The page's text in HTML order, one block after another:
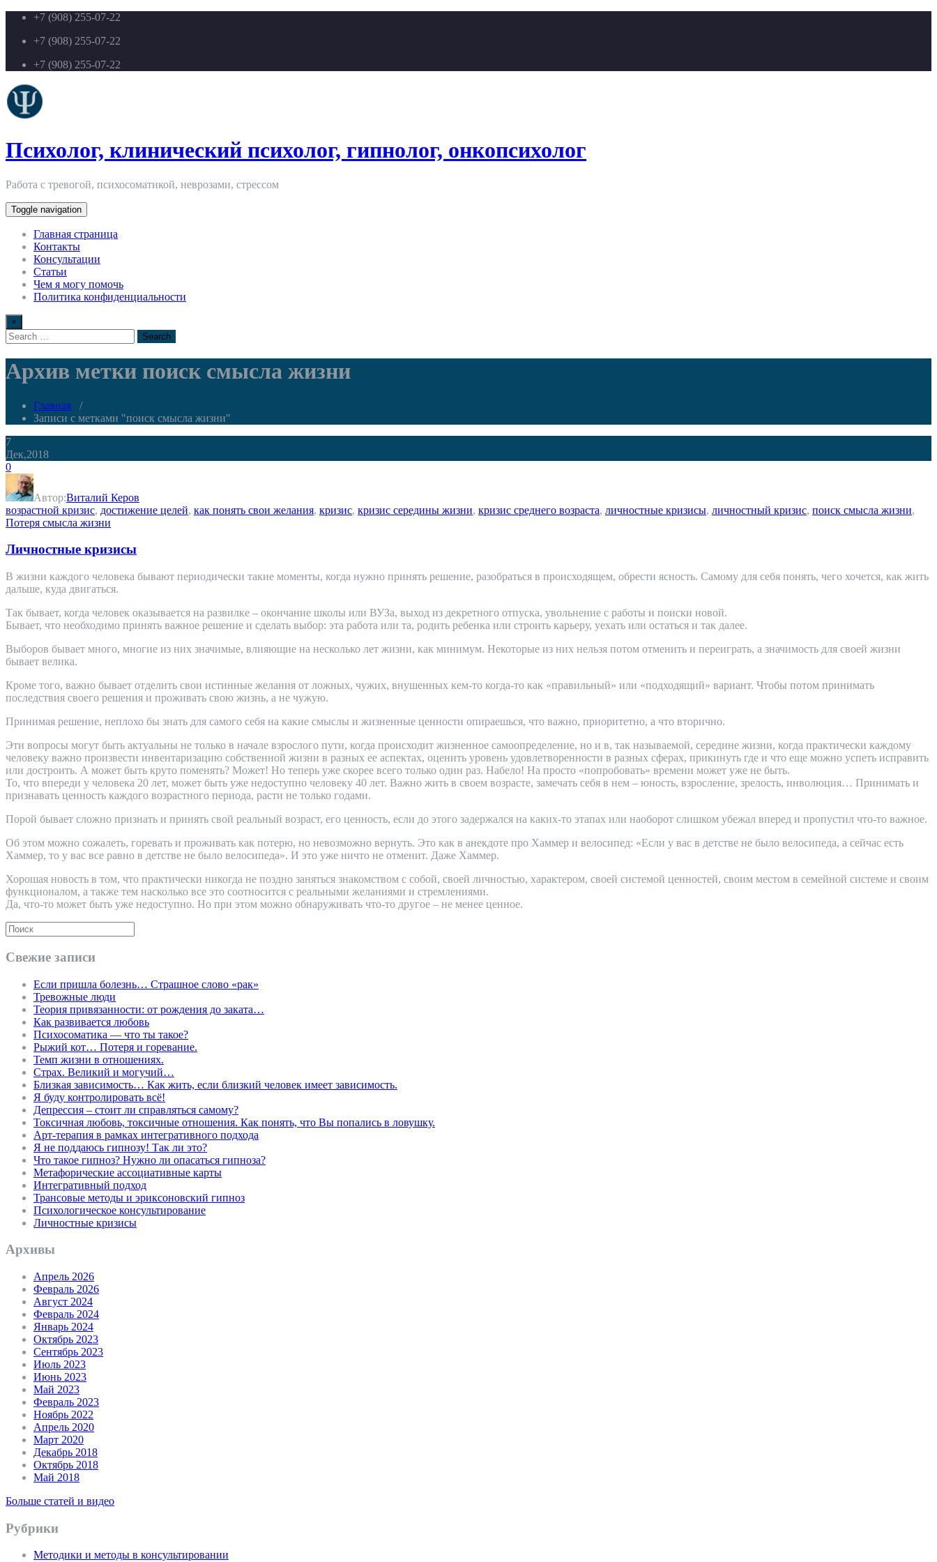
+7 (908) 255-07-22
+7 (908) 255-07-22
+7 (908) 255-07-22
Психолог, клинический психолог, гипнолог, онкопсихолог
Работа с тревогой, психосоматикой, неврозами, стрессом
Toggle navigation
Главная страница
Контакты
Консультации
Статьи
Чем я могу помочь
Политика конфиденциальности
×
Архив метки поиск смысла жизни
Главная /
Записи с метками "поиск смысла жизни"
7
Дек,2018
0
Автор:Виталий Керов
возрастной кризис, достижение целей, как понять свои желания, кризис, кризис середины жизни, кризис среднего возраста, личностные кризисы, личностный кризис, поиск смысла жизни,
Потеря смысла жизни
Личностные кризисы
В жизни каждого человека бывают периодически такие моменты, когда нужно принять решение, разобраться в происходящем, обрести ясность. Самому для себя понять, чего хочется, как жить
дальше, куда двигаться.
Так бывает, когда человек оказывается на развилке – окончание школы или ВУЗа, выход из декретного отпуска, увольнение с работы и поиски новой.
Бывает, что необходимо принять важное решение и сделать выбор: эта работа или та, родить ребенка или строить карьеру, уехать или остаться и так далее.
Выборов бывает много, многие из них значимые, влияющие на несколько лет жизни, как минимум. Некоторые из них нельзя потом отменить и переиграть, а значимость для своей жизни
бывает велика.
Кроме того, важно бывает отделить свои истинные желания от ложных, чужих, внушенных кем-то когда-то как «правильный» или «подходящий» вариант. Чтобы потом принимать
последствия своего решения и проживать свою жизнь, а не чужую.
Принимая решение, неплохо бы знать для самого себя на какие смыслы и жизненные ценности опираешься, что важно, приоритетно, а что вторично.
Эти вопросы могут быть актуальны не только в начале взрослого пути, когда происходит жизненное самоопределение, но и в, так называемой, середине жизни, когда практически каждому
человеку важно произвести инвентаризацию собственной жизни в разных ее аспектах, оценить уровень удовлетворенности в разных сферах, прикинуть где и что еще можно успеть исправить
или достроить. А может быть круто поменять? Может! Но теперь уже скорее всего только один раз. Набело! На просто «попробовать» времени может уже не быть.
То, что впереди у человека 20 лет, может быть уже недоступно человеку 40 лет. Важно жить в своем возрасте, замечать себя в нем – юность, взросление, зрелость, инволюция… Принимать и
признавать ценность каждого возрастного периода, расти не только годами.
Порой бывает сложно признать и принять свой реальный возраст, его ценность, если до этого задержался на каких-то этапах или наоборот слишком убежал вперед и пропустил что-то важное.
Об этом можно сожалеть, горевать и проживать как потерю, но невозможно вернуть. Это как в анекдоте про Хаммер и велосипед: «Если у вас в детстве не было велосипеда, а сейчас есть
Хаммер, то у вас все равно в детстве не было велосипеда». И это уже ничто не отменит. Даже Хаммер.
Хорошая новость в том, что практически никогда не поздно заняться знакомством с собой, своей личностью, характером, своей системой ценностей, своим местом в семейной системе и своим
функционалом, а также тем насколько все это соотносится с реальными желаниями и стремлениями.
Да, что-то может быть уже недоступно. Но при этом можно обнаруживать что-то другое – не менее ценное.
Свежие записи
Если пришла болезнь… Страшное слово «рак»
Тревожные люди
Теория привязанности: от рождения до заката…
Как развивается любовь
Психосоматика — что ты такое?
Рыжий кот… Потеря и горевание.
Темп жизни в отношениях.
Страх. Великий и могучий…
Близкая зависимость… Как жить, если близкий человек имеет зависимость.
Я буду контролировать всё!
Депрессия – стоит ли справляться самому?
Токсичная любовь, токсичные отношения. Как понять, что Вы попались в ловушку.
Арт-терапия в рамках интегративного подхода
Я не поддаюсь гипнозу! Так ли это?
Что такое гипноз? Нужно ли опасаться гипноза?
Метафорические ассоциативные карты
Интегративный подход
Трансовые методы и эриксоновский гипноз
Психологическое консультирование
Личностные кризисы
Архивы
Апрель 2026
Февраль 2026
Август 2024
Февраль 2024
Январь 2024
Октябрь 2023
Сентябрь 2023
Июль 2023
Июнь 2023
Май 2023
Февраль 2023
Ноябрь 2022
Апрель 2020
Март 2020
Декабрь 2018
Октябрь 2018
Май 2018
Больше статей и видео
Рубрики
Методики и методы в консультировании